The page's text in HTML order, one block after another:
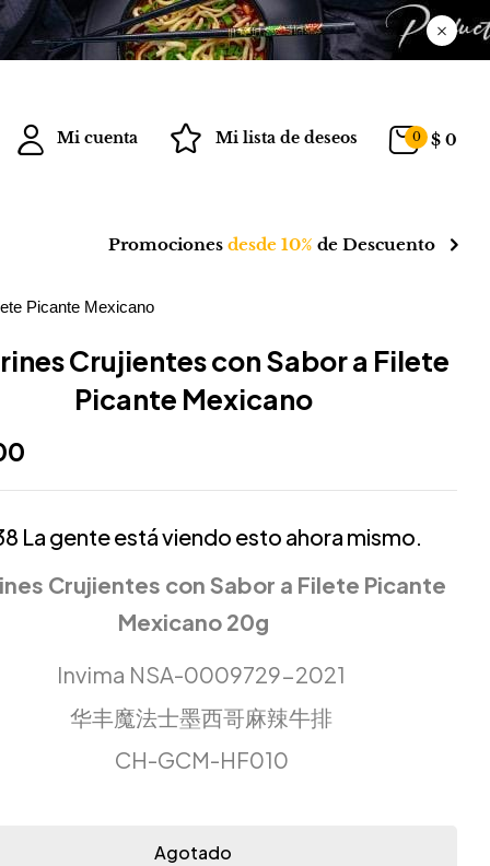
Mi cuenta Mi lista de deseos 0 $ 0
Promociones desde 10% de Descuento
Picante Mexicano
Crujientes con Sabor a Filete
Picante Mexicano
La gente está viendo esto ahora mismo.
Crujientes con Sabor a Filete Picante
Mexicano 20g
Invima NSA-0009729-2021
华丰魔法士墨西哥麻辣牛排
CH-GCM-HF010
Agotado